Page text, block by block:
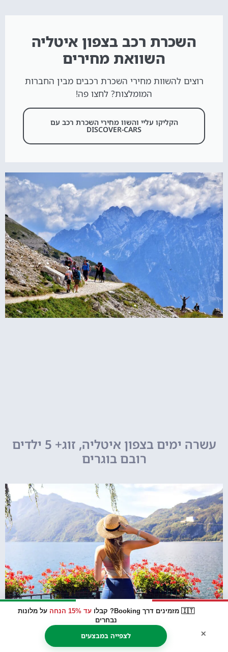
🇮🇹 מזמינים דרך Booking? קבלו עד 15% הנחה
על מלונות
נבחרים
לצפייה במבצעים ×
השכרת רכב בצפון איטליה
השוואת מחירים
רוצים להשוות מחירי השכרת רכבים מבין החברות
המומלצות? לחצו פה!
הקליקו עליי והשוו מחירי השכרת רכב עם
DISCOVER-CARS
עשרה ימים בצפון איטליה, זוג+ 5 ילדים
רובם בוגרים